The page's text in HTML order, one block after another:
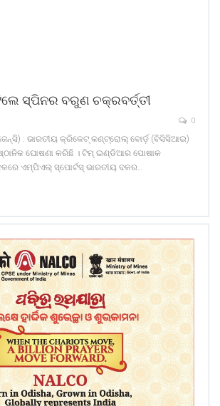
ସ୍ପିନର ବରୁଣ ଚକ୍ରବର୍ତ୍ତୀ
0
: ଭାରତୀୟ କ୍ରିକେଟ୍‌ କଣ୍ଟ୍ରୋଲ୍‌ ବୋର୍ଡ଼ (ବିସିସିଆଇ)
ଘୋଷଣା କରିଛି । ଟିମ୍‌ ଇଣ୍ଡିଆର ପୋଷାକ
ଏମ୍‌ପିଏଲ୍‌ ସ୍ପୋର୍ଟସ୍‌ ଭାରତୀୟ ଦଳର…